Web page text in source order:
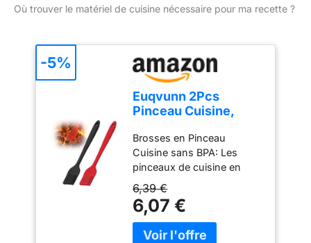
Où trouver le matériel de cuisine nécessaire pour ma recette ?
Euqvunn 2Pcs
Pinceau Cuisine,
Cuisine Silicone,
Antiadhésif Pinceau
Pâtisserie, Résistant
à la Chaleur Pinceau
Alimentaire
Pâtisserie, Barbecue,
Cuisine &
Brosses en Pinceau
Cuisine sans BPA: Les
pinceaux de cuisine en
silicone 100% alimentaire et
sans BPA offrent une
solution sûre et saine pour
cuisiner. Idéaux pour les
cuisiniers soucieux de leur
6,39 €
6,07 €
-5%